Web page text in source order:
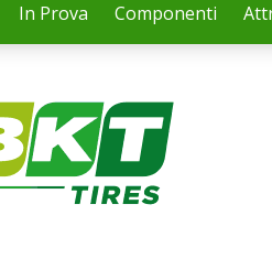
In Prova Componenti